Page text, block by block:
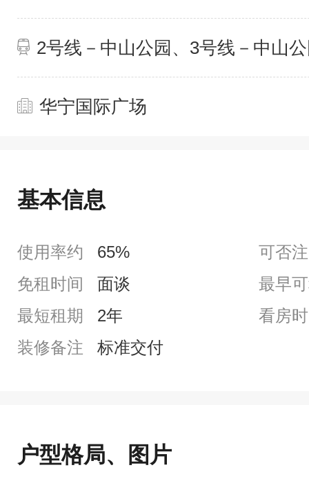
2号线－中山公园、3号线－中山
华宁国际广场
基本信息
使用率约 65%
可否
免租时间
面谈
最早
最短租期
2年
看房
装修备注
标准交付
户型格局、图片